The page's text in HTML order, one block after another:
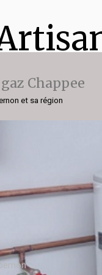
Chappee
et sa région